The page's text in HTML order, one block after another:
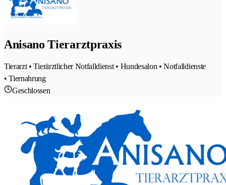
Anisano Tierarztpraxis
Tierarzt • Tierärztlicher Notfalldienst • Hundesalon • Notfalldienste
• Tiernahrung
Geschlossen